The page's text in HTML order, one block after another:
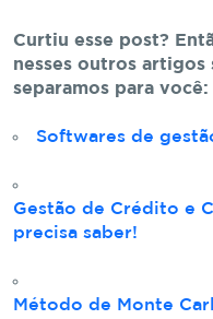
Curtiu esse post?
nesses outros artigos
separamos para você:
Softwares de
Gestão de Crédito e
precisa saber!
Método de Monte